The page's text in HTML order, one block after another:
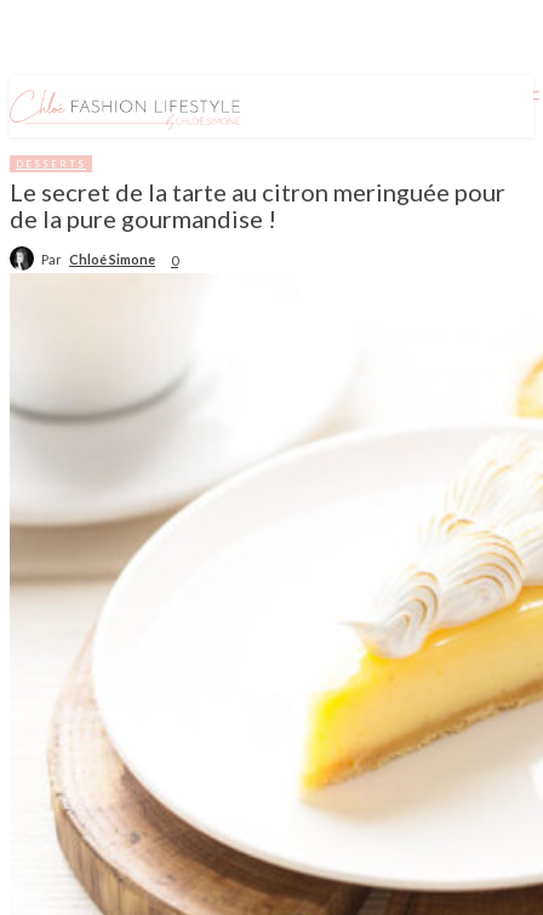
DESSERTS
Le secret de la tarte au citron meringuée pour
de la pure gourmandise !
Par Chloé Simone 0